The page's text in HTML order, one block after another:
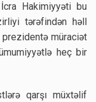
Hakimiyyəti bu
tərəfindən həll
müraciət
heç bir
qarşı müxtəlif